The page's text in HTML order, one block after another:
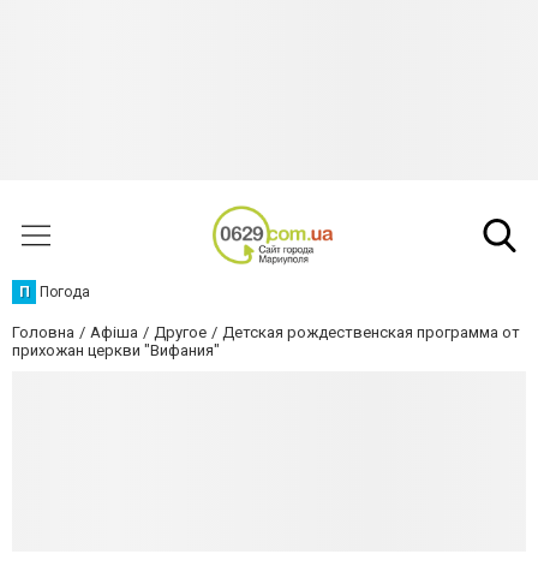
П Погода
Головна Афіша Другое
Детская рождественская программа от
прихожан церкви "Вифания"